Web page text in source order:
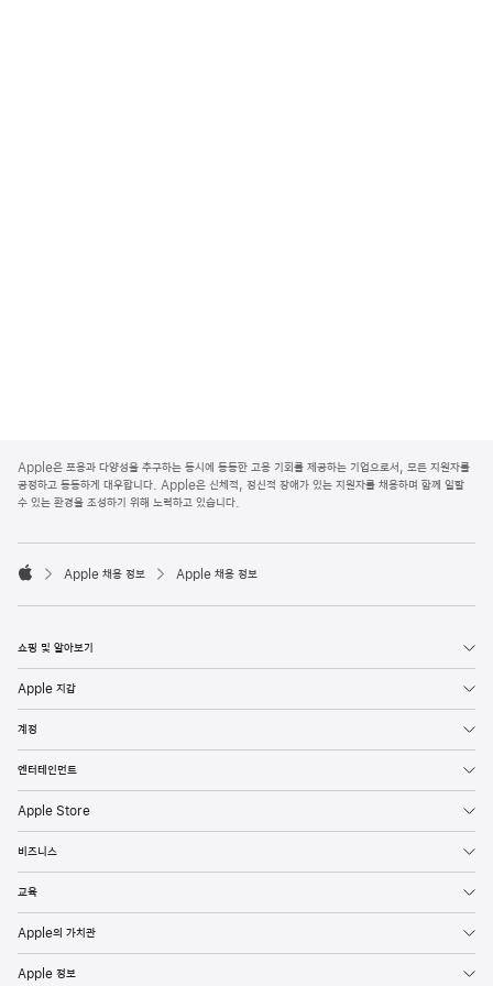
p
p
l
o
e
Apple은 포용과 다양성을 추구하는 동시에 동등한 고용 기회를 제공하는 기업으로서, 모든 지원자를
공정하고 동등하게 대우합니다. Apple은 신체적, 정신적 장애가 있는 지원자를 채용하며 함께 일할
수 있는 환경을 조성하기 위해 노력하고 있습니다.

p
l
Apple 채용 정보 Apple 채용 정보
쇼핑 및 알아보기
Apple 지갑
계정
엔터테인먼트
Apple Store
비즈니스
교육
Apple의 가치관
Apple 정보